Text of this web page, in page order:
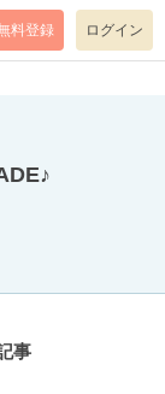
level=notice
料登録 ログイン
事